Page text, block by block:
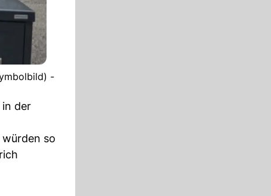
-
der
so